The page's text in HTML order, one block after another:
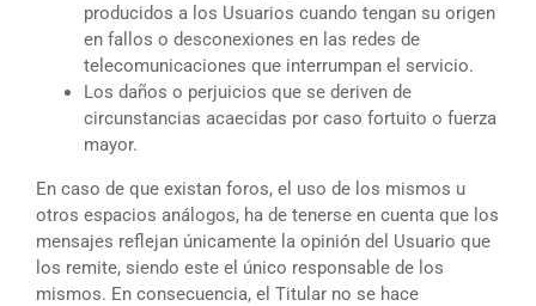
producidos a los Usuarios cuando tengan su origen
en fallos o desconexiones en las redes de
telecomunicaciones que interrumpan el servicio.
Los daños o perjuicios que se deriven de
circunstancias acaecidas por caso fortuito o fuerza
mayor.
En caso de que existan foros, el uso de los mismos u
otros espacios análogos, ha de tenerse en cuenta que los
mensajes reflejan únicamente la opinión del Usuario que
los remite, siendo este el único responsable de los
mismos. En consecuencia, el Titular no se hace